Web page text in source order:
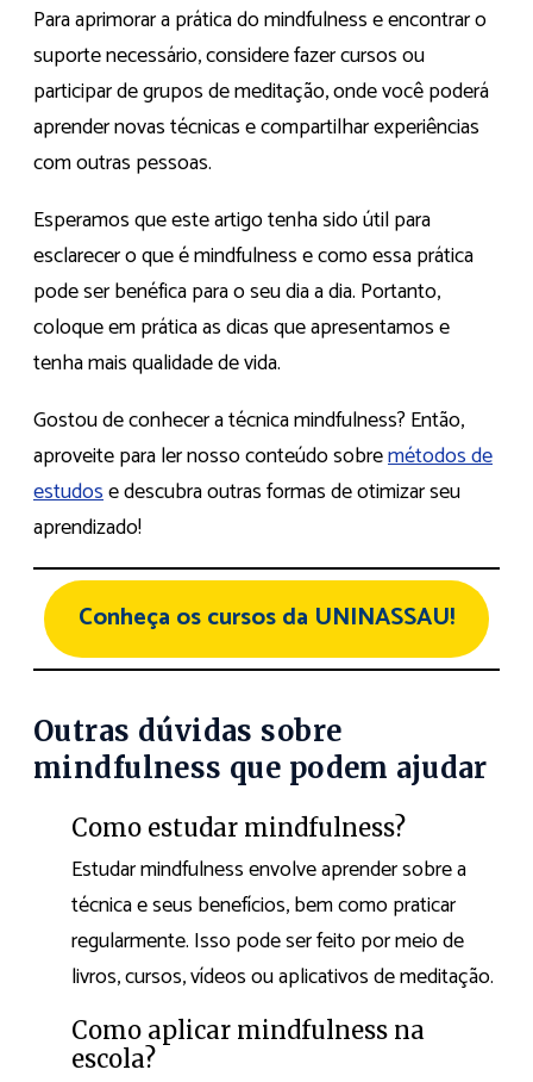
Para aprimorar a prática do mindfulness e encontrar o
suporte necessário, considere fazer cursos ou
participar de grupos de meditação, onde você poderá
aprender novas técnicas e compartilhar experiências
com outras pessoas.
Esperamos que este artigo tenha sido útil para
esclarecer o que é mindfulness e como essa prática
pode ser benéfica para o seu dia a dia. Portanto,
coloque em prática as dicas que apresentamos e
tenha mais qualidade de vida.
Gostou de conhecer a técnica mindfulness? Então,
aproveite para ler nosso conteúdo sobremétodos de
estudose descubra outras formas de otimizar seu
aprendizado!
Conheça os cursos da UNINASSAU!
Outras dúvidas sobre
mindfulness que podem ajudar
Como estudar mindfulness?
Estudar mindfulness envolve aprender sobre a
técnica e seus benefícios, bem como praticar
regularmente. Isso pode ser feito por meio de
livros, cursos, vídeos ou aplicativos de meditação.
Como aplicar mindfulness na
escola?